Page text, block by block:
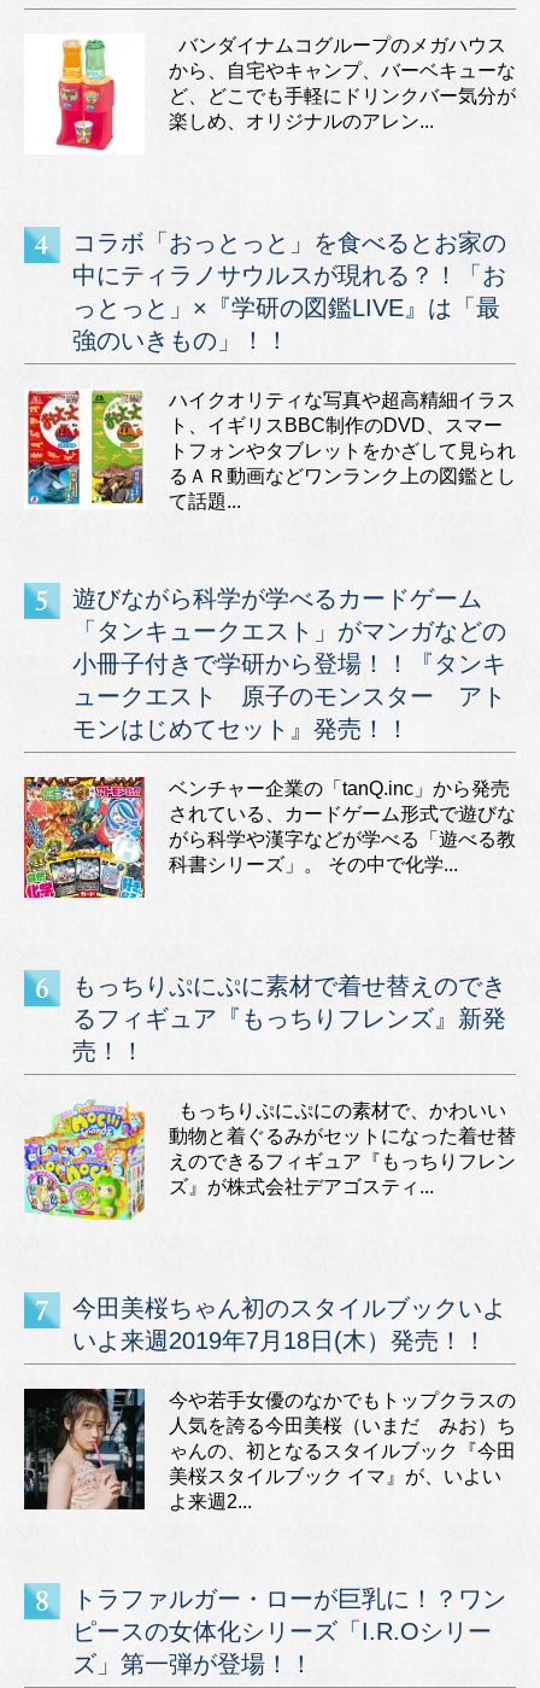
バンダイナムコグループのメガハウス
から、自宅やキャンプ、バーベキューな
ど、どこでも手軽にドリンクバー気分が
楽しめ、オリジナルのアレン...
コラボ「おっとっと」を食べるとお家の
中にティラノサウルスが現れる？！「お
っとっと」×『学研の図鑑LIVE』は「最
強のいきもの」！！
ハイクオリティな写真や超高精細イラス
ト、イギリスBBC制作のDVD、スマー
トフォンやタブレットをかざして見られ
るＡＲ動画などワンランク上の図鑑とし
て話題...
遊びながら科学が学べるカードゲーム
「タンキュークエスト」がマンガなどの
小冊子付きで学研から登場！！『タンキ
ュークエスト 原子のモンスター アト
モンはじめてセット』発売！！
ベンチャー企業の「tanQ.inc」から発売
されている、カードゲーム形式で遊びな
がら科学や漢字などが学べる「遊べる教
科書シリーズ」。 その中で化学...
もっちりぷにぷに素材で着せ替えのでき
るフィギュア『もっちりフレンズ』新発
売！！
もっちりぷにぷにの素材で、かわいい
動物と着ぐるみがセットになった着せ替
えのできるフィギュア『もっちりフレン
ズ』が株式会社デアゴスティ...
今田美桜ちゃん初のスタイルブックいよ
いよ来週2019年7月18日(木）発売！！
今や若手女優のなかでもトップクラスの
人気を誇る今田美桜（いまだ みお）ち
ゃんの、初となるスタイルブック『今田
美桜スタイルブック イマ』が、いよい
よ来週2...
トラファルガー・ローが巨乳に！？ワン
ピースの女体化シリーズ「I.R.Oシリー
ズ」第一弾が登場！！